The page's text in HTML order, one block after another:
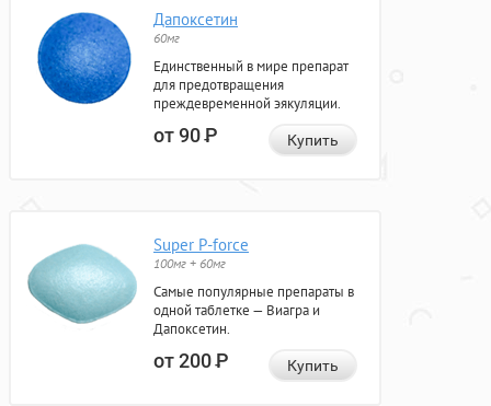
Дапоксетин
60мг
Единственный в мире препарат
для предотвращения
преждевременной эякуляции.
от 90Р Купить
Super P-force
100мг + 60мг
Самые популярные препараты в
одной таблетке — Виагра и
Дапоксетин.
от 200Р Купить